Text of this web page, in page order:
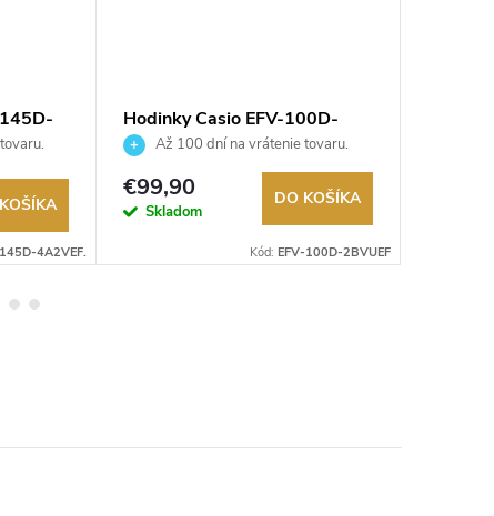
4A2VEF.
Hodinky Casio EFV-100D-
2BVUEFAž 100 dní na vrátenie tovaru.
Autorizovaný predajca.
€99,90
Skladom
DO KOŠÍKA
Kód: EFV-100D-2BVUEF